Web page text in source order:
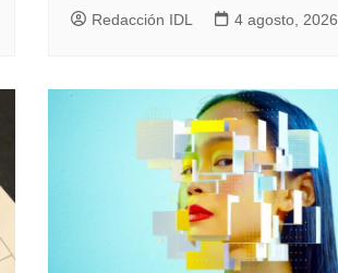
Redacción IDL 4 agosto, 2026